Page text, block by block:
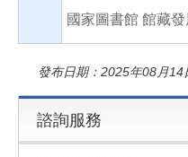
國家圖書館 館藏
發布日期：2025年08月
諮詢服務